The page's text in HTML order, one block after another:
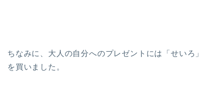
ちなみに、大人の自分へのプレゼントには「せいろ」
を買いました。